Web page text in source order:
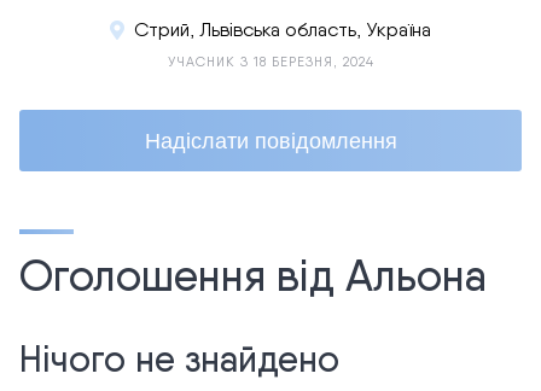
Стрий, Львівська область, Україна
УЧАСНИК З 18 БЕРЕЗНЯ, 2024
Надіслати повідомлення
Оголошення від Альона
Нічого не знайдено